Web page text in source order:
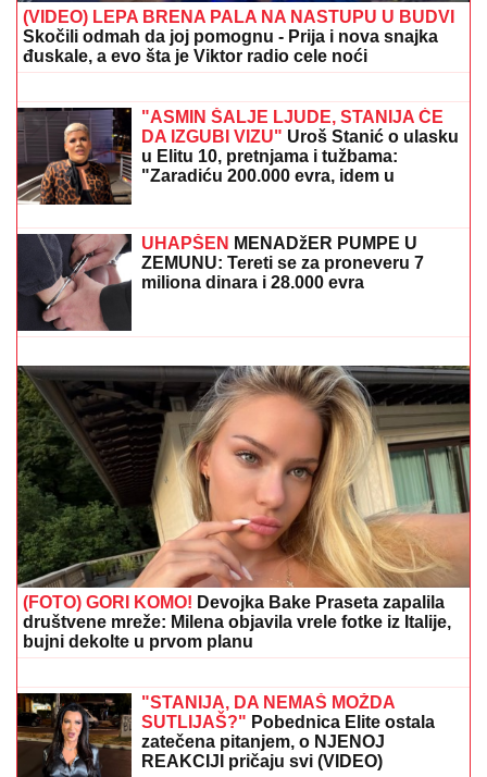
ZA UBIJENU LJUDMILUPorodica
ispratila Ruskinju koju je ugušio turski
državljanin u Borči: Sveštenik držao
opelo na Lešću
PORODILA SE ZVEZDA GRANDA
Plavokosa pevačica donela na svet
sina, roditelji dali ime sa MOĆNIM
ZNAČENJEM
(VIDEO) LEPA BRENA PALA NA NASTUPU U BUDVI
Skočili odmah da joj pomognu - Prija i nova snajka
đuskale, a evo šta je Viktor radio cele noći
SVI DETALJI DRAME MILICE I TERZE
U CRNOJ GORI!On se hitno oglasio:
"Rekla mi je da je sa dečkom, sve
ćemo rešiti na sudu"
"ASMIN ŠALJE LJUDE, STANIJA ĆE
DA IZGUBI VIZU"Uroš Stanić o ulasku
u Elitu 10, pretnjama i tužbama:
američku ambasadu"